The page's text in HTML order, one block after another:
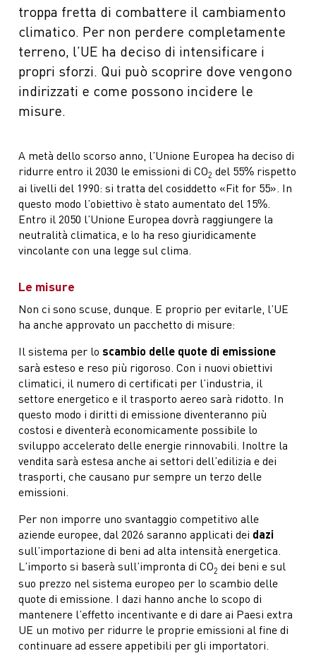
troppa fretta di combattere il cambiamento
climatico. Per non perdere completamente
terreno, l’UE ha deciso di intensificare i
propri sforzi. Qui può scoprire dove vengono
indirizzati e come possono incidere le
misure.
A metà dello scorso anno, l’Unione Europea ha deciso di
ridurre entro il 2030 le emissioni di CO2 del 55% rispetto
ai livelli del 1990: si tratta del cosiddetto «Fit for 55». In
questo modo l’obiettivo è stato aumentato del 15%.
Entro il 2050 l’Unione Europea dovrà raggiungere la
neutralità climatica, e lo ha reso giuridicamente
vincolante con una legge sul clima.
Le misure
Non ci sono scuse, dunque. E proprio per evitarle, l’UE
ha anche approvato un pacchetto di misure:
Il sistema per lo scambio delle quote di emissione
sarà esteso e reso più rigoroso. Con i nuovi obiettivi
climatici, il numero di certificati per l’industria, il
settore energetico e il trasporto aereo sarà ridotto. In
questo modo i diritti di emissione diventeranno più
costosi e diventerà economicamente possibile lo
sviluppo accelerato delle energie rinnovabili. Inoltre la
vendita sarà estesa anche ai settori dell’edilizia e dei
trasporti, che causano pur sempre un terzo delle
emissioni.
Per non imporre uno svantaggio competitivo alle
aziende europee, dal 2026 saranno applicati dei dazi
sull’importazione di beni ad alta intensità energetica.
L’importo si baserà sull’impronta di CO2 dei beni e sul
suo prezzo nel sistema europeo per lo scambio delle
quote di emissione. I dazi hanno anche lo scopo di
mantenere l’effetto incentivante e di dare ai Paesi extra
UE un motivo per ridurre le proprie emissioni al fine di
continuare ad essere appetibili per gli importatori.